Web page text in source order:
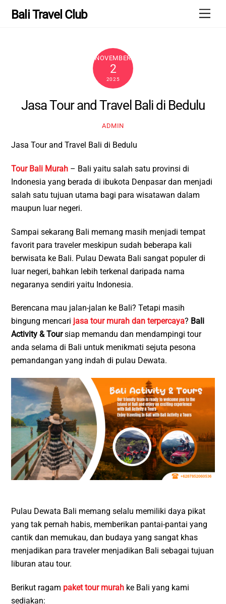
Bali Travel Club
NOVEMBER
2
2025
Jasa Tour and Travel Bali di Bedulu
ADMIN
Jasa Tour and Travel Bali di Bedulu
Tour Bali Murah – Bali yaitu salah satu provinsi di
Indonesia yang berada di ibukota Denpasar dan menjadi
salah satu tujuan utama bagi para wisatawan dalam
maupun luar negeri.
Sampai sekarang Bali memang masih menjadi tempat
favorit para traveler meskipun sudah beberapa kali
berwisata ke Bali. Pulau Dewata Bali sangat populer di
luar negeri, bahkan lebih terkenal daripada nama
negaranya sendiri yaitu Indonesia.
Berencana mau jalan-jalan ke Bali? Tetapi masih
bingung mencari jasa tour murah dan terpercaya? Bali
Activity & Toursiap memandu dan mendampingi tour
anda selama di Bali untuk menikmati sejuta pesona
pemandangan yang indah di pulau Dewata.
Pulau Dewata Bali memang selalu memiliki daya pikat
yang tak pernah habis, memberikan pantai-pantai yang
cantik dan memukau, dan budaya yang sangat khas
menjadikan para traveler menjadikan Bali sebagai tujuan
liburan atau tour.
Berikut ragam paket tour murah ke Bali yang kami
sediakan: